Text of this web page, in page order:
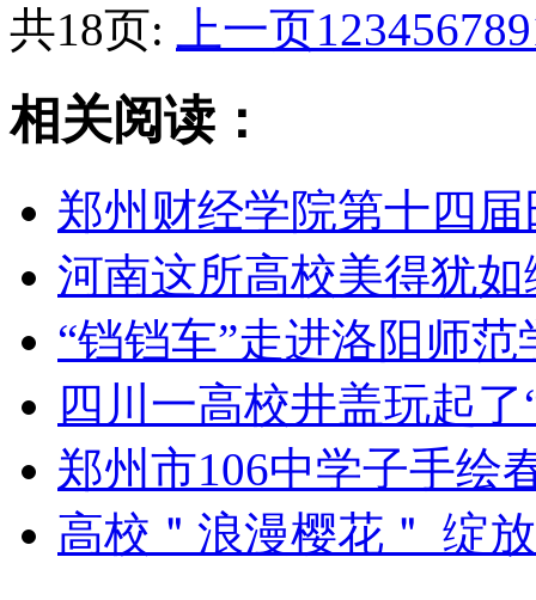
共18页:
上一页123456789
相关阅读：
郑州财经学院第十四
河南这所高校美得犹
“铛铛车”走进洛阳师范
四川一高校井盖玩起了
郑州市106中学子手绘
高校＂浪漫樱花＂ 绽